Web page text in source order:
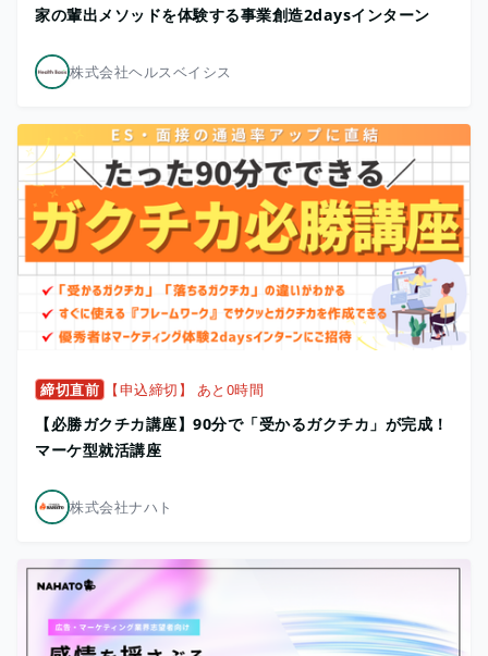
家の輩出メソッドを体験する事業創造2daysインターン
株式会社ヘルスベイシス
締切直前 【申込締切】 あと0時間
【必勝ガクチカ講座】90分で「受かるガクチカ」が完成！
マーケ型就活講座
株式会社ナハト